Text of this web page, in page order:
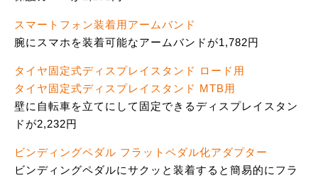
スマートフォン装着用アームバンド
腕にスマホを装着可能なアームバンドが1,782円
タイヤ固定式ディスプレイスタンド ロード用
タイヤ固定式ディスプレイスタンド MTB用
壁に自転車を立てにして固定できるディスプレイスタン
ドが2,232円
ビンディングペダル フラットペダル化アダプター
ビンディングペダルにサクッと装着すると簡易的にフラ